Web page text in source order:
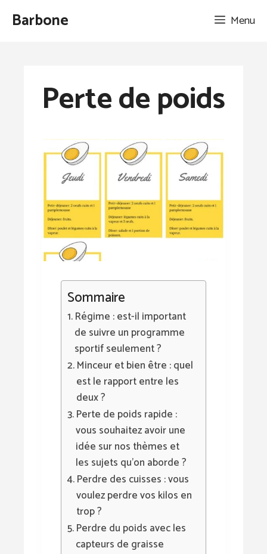
AllerBarbone Menu
Perte de poids
Sommaire
Régime : est-il important
de suivre un programme
sportif seulement ?
Minceur et bien être : quel
est le rapport entre les
deux ?
Perte de poids rapide :
vous souhaitez avoir une
idée sur nos thèmes et
les sujets qu’on aborde ?
Perdre des cuisses : vous
voulez perdre vos kilos en
trop ?
Perdre du poids avec les
capteurs de graisse